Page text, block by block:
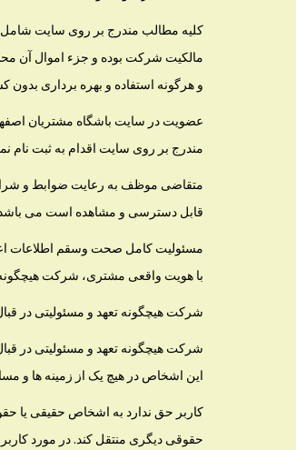
کلیه مطالب مندرج بر روی سایت شامل
مالکیت شرکت بوده و جزء اموال آن
و هرگونه استفاده و بهره برداری
عضویت در سایت باشگاه مشتریان
مندرج بر روی سایت اقدام به ثبت نام
متقاضی موظف به رعایت ضوابط و
قابل دسترسی و مشاهده است می
مسئولیت کامل صحت وسقم اطلاعات
با هویت واقعی مشتری، شرکت هیچگونه
شرکت هیچگونه تعهد و مسئولیتی در
شرکت هیچگونه تعهد و مسئولیتی در
این اشخاص در هیچ یک از زمینه ها و
کاربر حق ندارد به اشخاص حقیقی یا
حقوقی دیگری منتقل کند. در مورد